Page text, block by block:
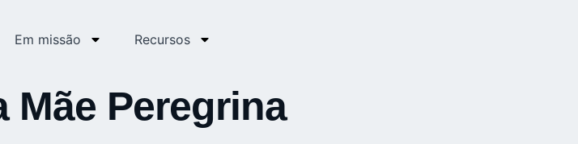
Em missão Recursos
Mãe Peregrina